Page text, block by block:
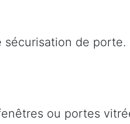
de porte.
ou portes